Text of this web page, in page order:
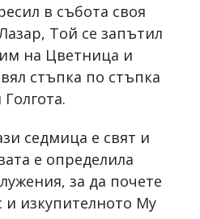
в събота своя
Той се запътил
на Цветница и
стъпка по стъпка
седмица е свят и
е определила
за да почете
и изкупителното Му